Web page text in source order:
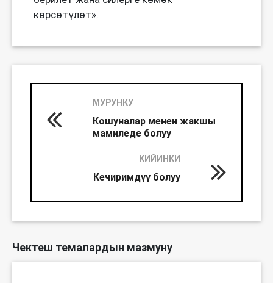
Чектеш темалардын мазмуну
көрсөтүлөт».
МУРУНКУ
Кошуналар менен жакшы
мамиледе болуу
КИЙИНКИ
Кечиримдүү болуу